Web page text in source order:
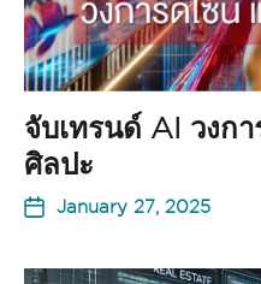
จับเทรนด์ AI วงก
ศิลปะ
January 27, 2025